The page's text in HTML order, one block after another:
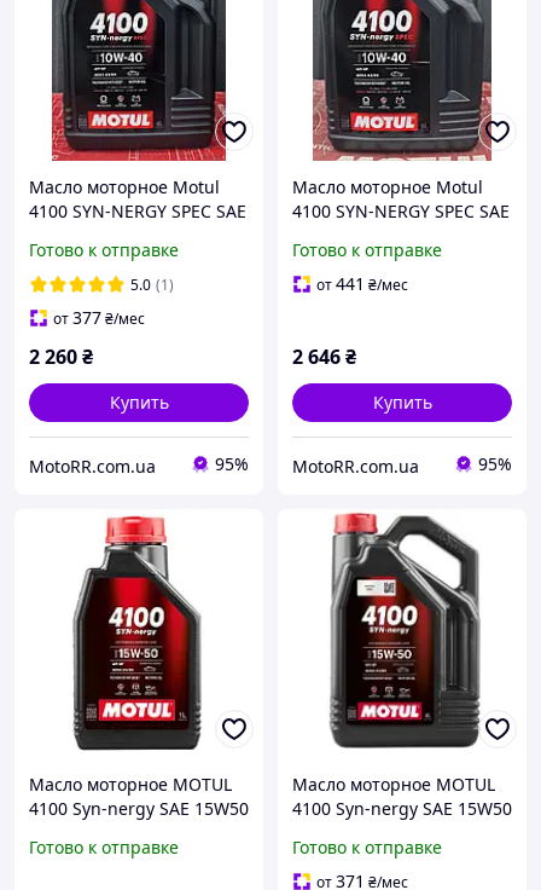
Масло моторное Motul
4100 SYN-NERGY SPEC SAE
Готово к отправке
5.0 (1)
от377₴/мес
2 260₴
Купить
MotoRR.com.ua 95%
Масло моторное Motul
4100 SYN-NERGY SPEC SAE
Готово к отправке
от441 ₴/мес
2 646₴
Купить
MotoRR.com.ua 95%
Масло моторное MOTUL
4100 Syn-nergy SAE 15W50
Готово к отправке
Масло моторное MOTUL
4100 Syn-nergy SAE 15W50
Готово к отправке
от371 ₴/мес